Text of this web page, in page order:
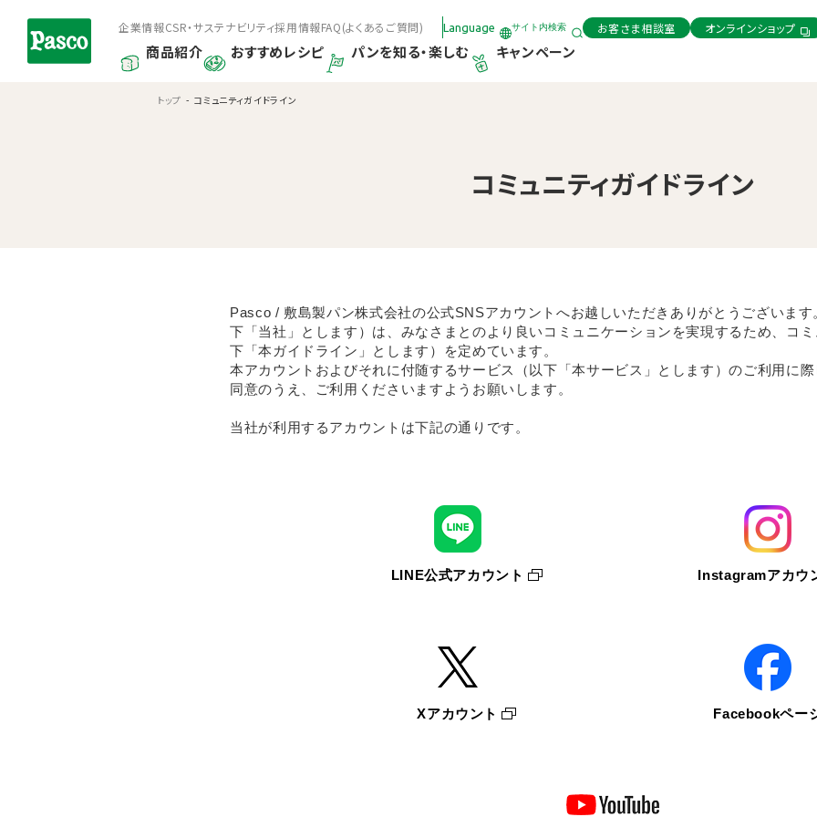
商品紹介 おすすめレシピ パンを知る・楽しむ キャンペーン
サイト内検索
Language
企業情報CSR・サステナビリティ採用情報FAQ(よくあるご質問) お客さま相談室 オンラインショップ
トップ コミュニティガイドライン
コミュニティガイドライン
Pasco / 敷島製パン株式会社の公式SNSアカウントへお越しいただきありがとうございます
下「当社」とします）は、みなさまとのより良いコミュニケーションを実現するため、コ
下「本ガイドライン」とします）を定めています。
本アカウントおよびそれに付随するサービス（以下「本サービス」とします）のご利用に
同意のうえ、ご利用くださいますようお願いします。
当社が利用するアカウントは下記の通りです。
LINE公式アカウント Instagramアカウ
Xアカウント Facebookペー